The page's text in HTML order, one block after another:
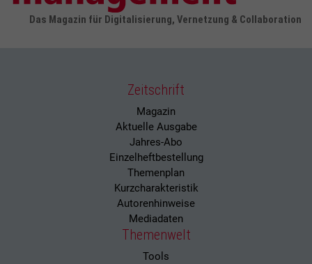
Das Magazin für Digitalisierung, Vernetzung & Collaboration
Zeitschrift
Magazin
Aktuelle Ausgabe
Jahres-Abo
Einzelheftbestellung
Themenplan
Kurzcharakteristik
Autorenhinweise
Mediadaten
Themenwelt
Tools